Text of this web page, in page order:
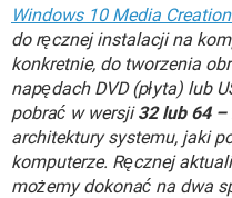
WINDOWS 10
INSTAGRAM
WINDOWS 10
GRY
SPOTIFY
INSTAGRAM
WINDOWS 10
COVID-19
GRY
SPOTIFY
INSTAGRAM
WINDOWS 10
Windows 10 Media
do ręcznej instalacji na
konkretnie, do tworzenia
napędach DVD (płyta) lub
pobrać w wersji32 lub 64
architektury systemu, jaki
komputerze. Ręcznej
możemy dokonać na dwa